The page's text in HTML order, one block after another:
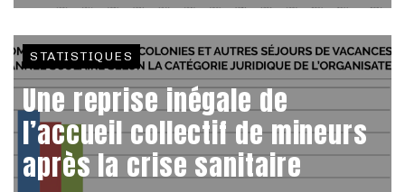
STATISTIQUES
Une reprise inégale de
l’accueil collectif de mineurs
après la crise sanitaire